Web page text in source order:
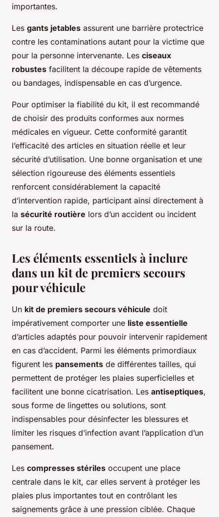
importantes.
Les gants jetables assurent une barrière protectrice
contre les contaminations autant pour la victime que
pour la personne intervenante. Les ciseaux
robustes facilitent la découpe rapide de vêtements
ou bandages, indispensable en cas d’urgence.
Pour optimiser la fiabilité du kit, il est recommandé
de choisir des produits conformes aux normes
médicales en vigueur. Cette conformité garantit
l’efficacité des articles en situation réelle et leur
sécurité d’utilisation. Une bonne organisation et une
sélection rigoureuse des éléments essentiels
renforcent considérablement la capacité
d’intervention rapide, participant ainsi directement à
la sécurité routière lors d’un accident ou incident
sur la route.
Les éléments essentiels à inclure
dans un kit de premiers secours
pour véhicule
Un kit de premiers secours véhicule doit
impérativement comporter une liste essentielle
d’articles adaptés pour pouvoir intervenir rapidement
en cas d’accident. Parmi les éléments primordiaux
figurent les pansements de différentes tailles, qui
permettent de protéger les plaies superficielles et
facilitent une bonne cicatrisation. Les antiseptiques,
sous forme de lingettes ou solutions, sont
indispensables pour désinfecter les blessures et
limiter les risques d’infection avant l’application d’un
pansement.
Les compresses stériles occupent une place
centrale dans le kit, car elles servent à protéger les
plaies plus importantes tout en contrôlant les
saignements grâce à une pression ciblée. Chaque